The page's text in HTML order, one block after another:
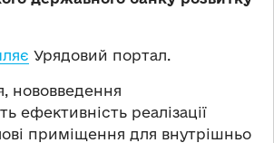
Урядовий портал.
нововведення
ефективність реалізації
приміщення для внутрішньо